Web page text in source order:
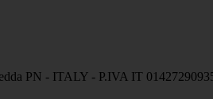
PN - ITALY - P.IVA IT